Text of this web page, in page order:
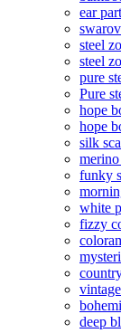
ear
steel
steel
pure
Pure
hope
hope
silk
funky
white
fizzy
deep